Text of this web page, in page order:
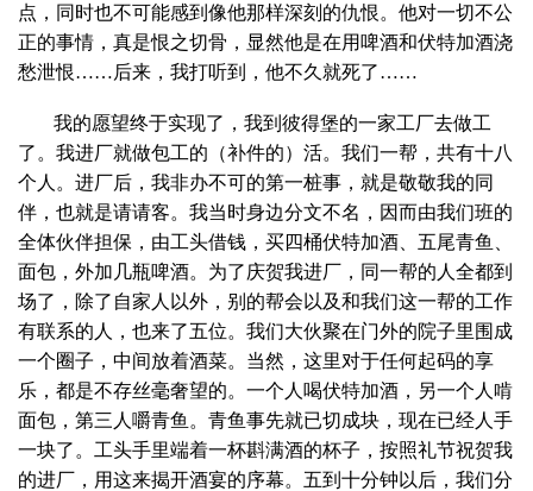
点，同时也不可能感到像他那样深刻的仇恨。他对一切不公
正的事情，真是恨之切骨，显然他是在用啤酒和伏特加酒浇
愁泄恨……后来，我打听到，他不久就死了……
我的愿望终于实现了，我到彼得堡的一家工厂去做工
了。我进厂就做包工的（补件的）活。我们一帮，共有十八
个人。进厂后，我非办不可的第一桩事，就是敬敬我的同
伴，也就是请请客。我当时身边分文不名，因而由我们班的
全体伙伴担保，由工头借钱，买四桶伏特加酒、五尾青鱼、
面包，外加几瓶啤酒。为了庆贺我进厂，同一帮的人全都到
场了，除了自家人以外，别的帮会以及和我们这一帮的工作
有联系的人，也来了五位。我们大伙聚在门外的院子里围成
一个圈子，中间放着酒菜。当然，这里对于任何起码的享
乐，都是不存丝毫奢望的。一个人喝伏特加酒，另一个人啃
面包，第三人嚼青鱼。青鱼事先就已切成块，现在已经人手
一块了。工头手里端着一杯斟满酒的杯子，按照礼节祝贺我
的进厂，用这来揭开酒宴的序幕。五到十分钟以后，我们分